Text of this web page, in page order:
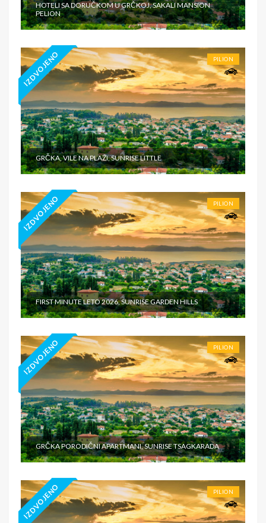
HOTELI SA DORUČKOM U GRČKOJ, SAKALI MANSION
PELION
IZDVOJENO PILION
GRČKA, VILE NA PLAŽI, SUNRISE LITTLE
IZDVOJENO PILION
FIRST MINUTE LETO 2026, SUNRISE GARDEN HILLS
IZDVOJENO PILION
GRČKA PORODIČNI APARTMANI, SUNRISE TSAGKARADA
IZDVOJENO PILION